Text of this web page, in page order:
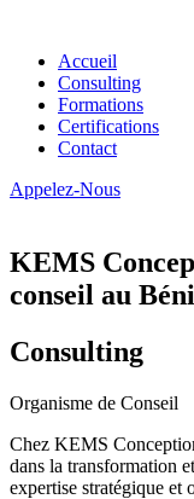
Accueil
Consulting
Formations
Certifications
Contact
Appelez-Nous
KEMS
conseil au
Consulting
Organisme de Conseil
Chez KEMS
dans la transformation
expertise stratégique et